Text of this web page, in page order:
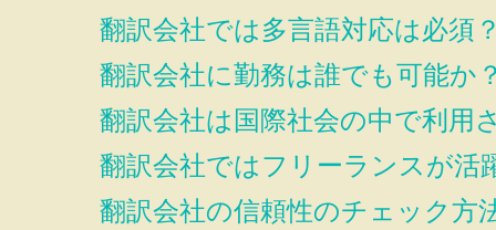
翻訳会社では多言語対応は必須
翻訳会社に勤務は誰でも可能か
翻訳会社は国際社会の中で利用
翻訳会社ではフリーランスが活
翻訳会社の信頼性のチェック方